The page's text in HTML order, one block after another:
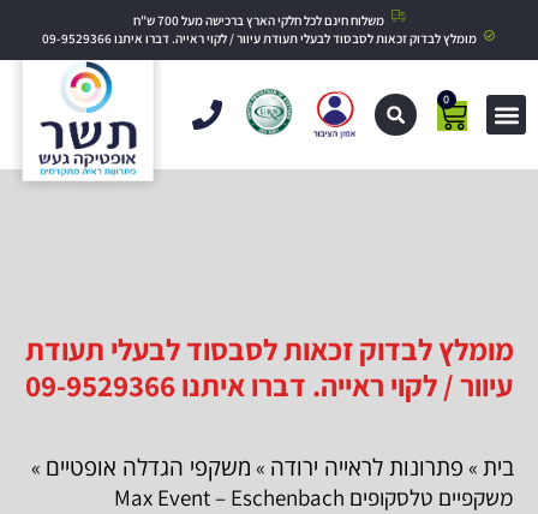
משלוח חינם לכל חלקי הארץ ברכישה מעל 700 ש"ח
מומלץ לבדוק זכאות לסבסוד לבעלי תעודת עיוור / לקוי ראייה. דברו איתנו 09-9529366
0
מומלץ לבדוק זכאות לסבסוד לבעלי תעודת
עיוור / לקוי ראייה. דברו איתנו 09-9529366
בית » פתרונות לראייה ירודה » משקפי הגדלה אופטיים »
משקפיים טלסקופים Max Event – Eschenbach